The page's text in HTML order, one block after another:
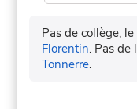
Pas de collège,
Florentin. Pas de
Tonnerre.